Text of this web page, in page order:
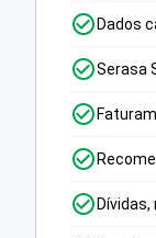
Dados
Serasa